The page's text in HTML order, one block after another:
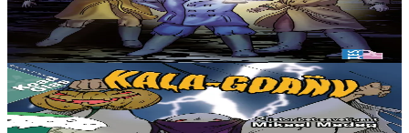
War glask teñzor Tour Saozon, e Sant-Brieg.
Er stok8,50 €
11 vloaz hag ouzhpenn
TES
Kala-goañv / Tsounami